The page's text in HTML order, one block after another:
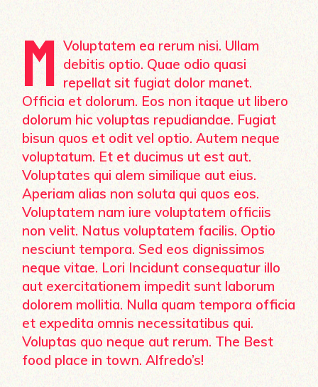
M Voluptatem ea rerum nisi. Ullam
debitis optio. Quae odio quasi
repellat sit fugiat dolor manet.
Officia et dolorum. Eos non itaque ut libero
dolorum hic voluptas repudiandae. Fugiat
bisun quos et odit vel optio. Autem neque
voluptatum. Et et ducimus ut est aut.
Voluptates qui alem similique aut eius.
Aperiam alias non soluta qui quos eos.
Voluptatem nam iure voluptatem officiis
non velit. Natus voluptatem facilis. Optio
nesciunt tempora. Sed eos dignissimos
neque vitae. Lori Incidunt consequatur illo
aut exercitationem impedit sunt laborum
dolorem mollitia. Nulla quam tempora officia
et expedita omnis necessitatibus qui.
Voluptas quo neque aut rerum. The Best
food place in town. Alfredo’s!